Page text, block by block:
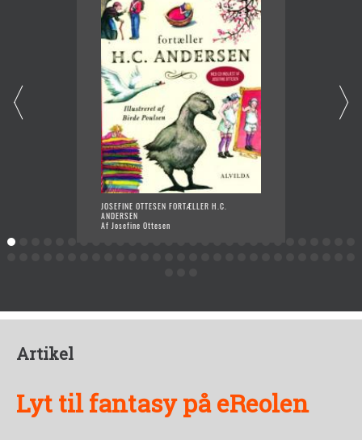
JOSEFINE OTTESEN FORTÆLLER H.C.
ANDERSEN
Af Josefine Ottesen
Artikel
Lyt til fantasy på eReolen